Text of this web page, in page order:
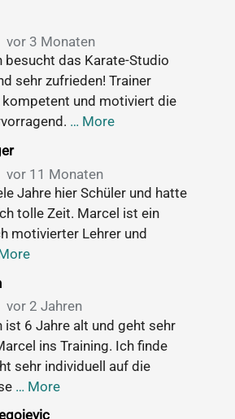
vor 3 Monaten
besucht das Karate-Studio
sehr zufrieden! Trainer
und motiviert die
… More
vor 11 Monaten
Jahre hier Schüler und hatte
tolle Zeit. Marcel ist ein
motivierter Lehrer und
vor 2 Jahren
ist 6 Jahre alt und geht sehr
ins Training. Ich finde
sehr individuell auf die
… More